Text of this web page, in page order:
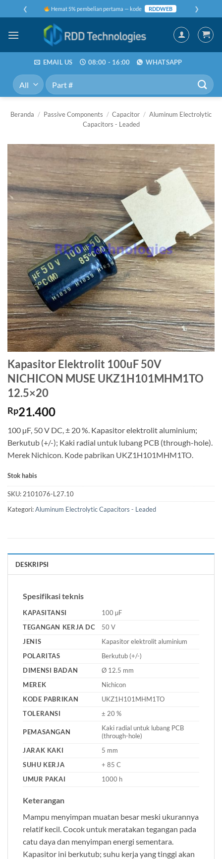
to
content
❮ Hemat 5% pembelian pertama — kode RDDWEB ❯
EMAIL US 08:00 - 16:00 WHATSAPP
Pencarian
untuk:
Beranda / Passive Components / Capacitor / Aluminum Electrolytic
Capacitors - Leaded
Kapasitor Elektrolit 100uF 50V
NICHICON MUSE UKZ1H101MHM1TO
12.5×20
Rp21.400
100 µF, 50 V DC, ± 20 %. Kapasitor elektrolit aluminium;
Berkutub (+/-); Kaki radial untuk lubang PCB (through-hole).
Merek Nichicon. Kode pabrikan UKZ1H101MHM1TO.
Stok habis
SKU: 2101076-L27.10
Kategori:Aluminum Electrolytic Capacitors - Leaded
DESKRIPSI
Spesifikasi teknis
KAPASITANSI
100 µF
TEGANGAN KERJA DC
50 V
JENIS
Kapasitor elektrolit aluminium
POLARITAS
Berkutub (+/-)
DIMENSI BADAN
Ø 12.5 mm
MEREK
Nichicon
KODE PABRIKAN
UKZ1H101MHM1TO
TOLERANSI
± 20 %
PEMASANGAN
Kaki radial untuk lubang PCB
(through-hole)
JARAK KAKI
5 mm
SUHU KERJA
+ 85 C
UMUR PAKAI
1000 h
Keterangan
Mampu menyimpan muatan besar meski ukurannya
relatif kecil. Cocok untuk meratakan tegangan pada
catu daya dan menyimpan energi sementara.
Kapasitor ini berkutub; suhu kerja yang tinggi akan